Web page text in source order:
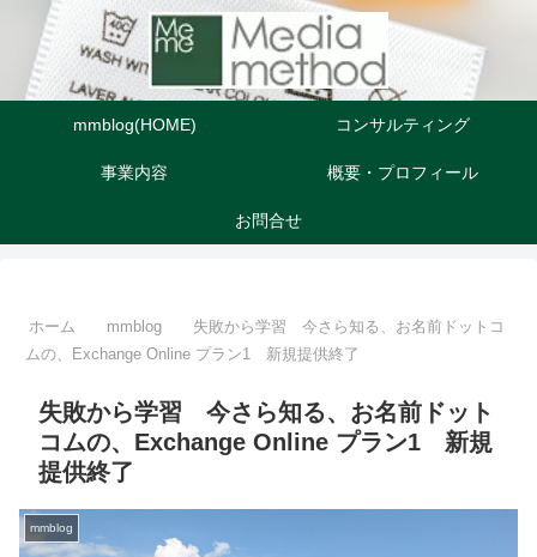
mmblog(HOME) コンサルティング
事業内容 概要・プロフィール
お問合せ
ホーム mmblog
失敗から学習 今さら知る、お名前ドットコ
ムの、Exchange Online プラン1 新規提供終了
失敗から学習 今さら知る、お名前ドット
コムの、Exchange Online プラン1 新規
提供終了
mmblog